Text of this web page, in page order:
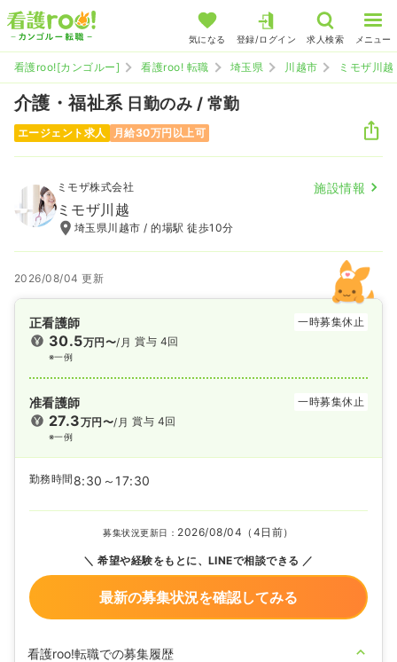
気になる 登録/ログイン 求人検索 メニュー
看護roo![カンゴルー] 看護roo! 転職 埼玉県 川越市 ミモザ川越
介護・福祉系 日勤のみ / 常勤
エージェント求人 月給30万円以上可
ミモザ株式会社 施設情報
ミモザ川越
埼玉県川越市 / 的場駅 徒歩10分
2026/08/04 更新
正看護師 一時募集休止
30.5万円〜/月
※一例
賞与 4回
准看護師 一時募集休止
27.3万円〜/月
※一例
賞与 4回
勤務時間 8:30～17:30
募集状況更新日： 2026/08/04（4日前）
希望や経験をもとに、LINEで相談できる
最新の募集状況を確認してみる
看護roo!転職での募集履歴